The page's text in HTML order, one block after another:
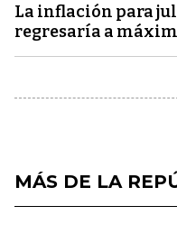
La inflación para
regresaría a
MÁS DE LA